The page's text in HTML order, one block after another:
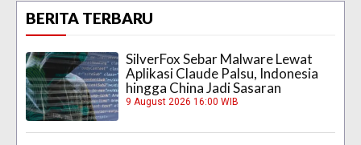
BERITA TERBARU
SilverFox Sebar Malware Lewat
Aplikasi Claude Palsu, Indonesia
hingga China Jadi Sasaran
9 August 2026 16:00 WIB